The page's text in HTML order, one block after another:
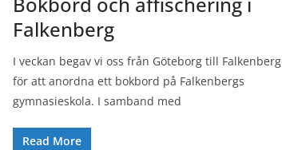
Falkenberg
I veckan begav vi oss från Göteborg till Falkenberg
för att anordna ett bokbord på Falkenbergs
gymnasieskola. I samband med
Read More